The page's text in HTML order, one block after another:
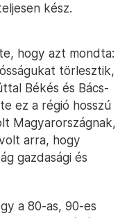
kész.
hogy azt mondta:
törlesztik,
Békés és Bács-
ez a régió hosszú
Magyarországnak,
arra, hogy
gazdasági és
a 80-as, 90-es